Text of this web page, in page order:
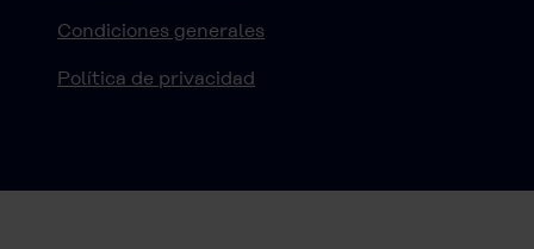
Condiciones generales
Política de privacidad